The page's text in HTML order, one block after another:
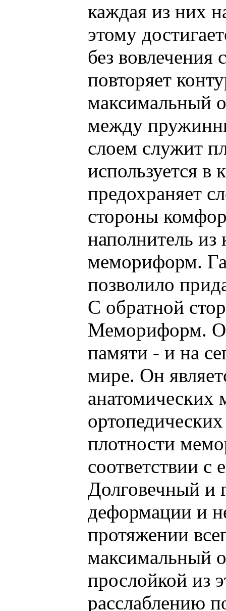
каждая из них
этому
без
повторяет
максимальный
между
слоем служит
используется в
предохраняет
стороны
наполнитель
мемориформ.
позволило
С обратной
Мемориформ.
памяти - и на
мире. Он
анатомических
плотности
соответствии
Долговечный и
деформации и
протяжении
максимальный
прослойкой из
расслаблению